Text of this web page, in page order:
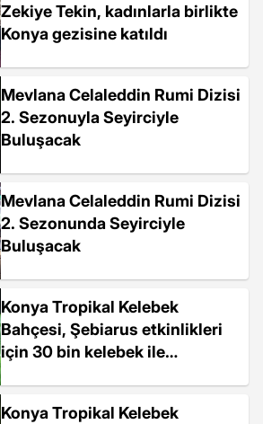
Zekiye Tekin, kadınlarla birlikte
Konya gezisine katıldı
Mevlana Celaleddin Rumi Dizisi
2. Sezonuyla Seyirciyle
Buluşacak
Mevlana Celaleddin Rumi Dizisi
2. Sezonunda Seyirciyle
Buluşacak
Konya Tropikal Kelebek
Bahçesi, Şebiarus etkinlikleri
için 30 bin kelebek ile
Konya Tropikal Kelebek